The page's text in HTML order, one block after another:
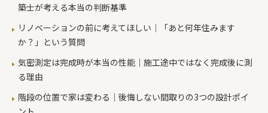
築士が考える本当の判断基準
リノベーションの前に考えてほしい｜「あと何年住みます
か？」という質問
気密測定は完成時が本当の性能｜施工途中ではなく完成後に測
る理由
階段の位置で家は変わる｜後悔しない間取りの3つの設計ポイ